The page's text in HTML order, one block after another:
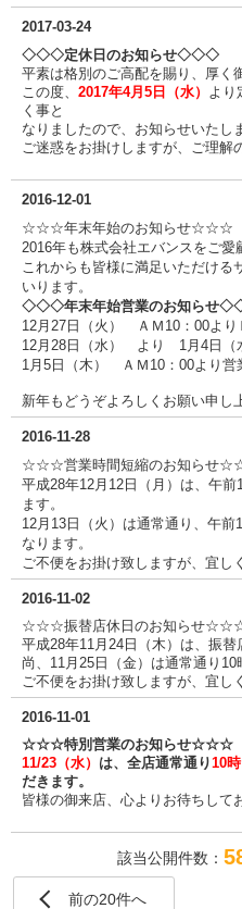
2017-03-24
◇◇◇定休日のお知らせ◇◇◇
平素は格別のご高配を賜り、厚く
この度、 2017年4月5日（水） より
く事と
なりましたので、お知らせいたし
ご迷惑をお掛けしますが、ご理解
2016-12-01
☆☆☆年末年始のお知らせ☆☆☆
2016年も株式会社エバンスをご愛
これからも皆様に満足いただける
いります。
◇◇◇年末年始営業のお知らせ
12月27日（火） ＡＭ10：00よ
12月28日（水） より 1月4日
1月5日（木） ＡＭ10：00より営
新年もどうぞよろしくお願い申し
2016-11-28
☆☆☆営業時間短縮のお知らせ
平成28年12月12日（月）は、午
ます。
12月13日（火）は通常通り、午前
なります。
ご不便をお掛け致しますが、宜し
2016-11-02
☆☆☆振替店休日のお知らせ
平成28年11月24日（木）は、振替
尚、11月25日（金）は通常通り10
ご不便をお掛け致しますが、宜し
2016-11-01
☆☆☆特別営業のお知らせ☆☆☆
11/23（水） は、全店通常通り10
だきます。
皆様の御来店、心よりお待ちして
該当公開件数：
前の20件へ